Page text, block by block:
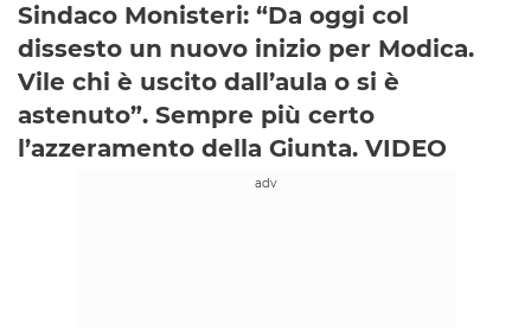
Sindaco Monisteri: “Da oggi col
dissesto un nuovo inizio per Modica.
Vile chi è uscito dall’aula o si è
astenuto”. Sempre più certo
l’azzeramento della Giunta. VIDEO